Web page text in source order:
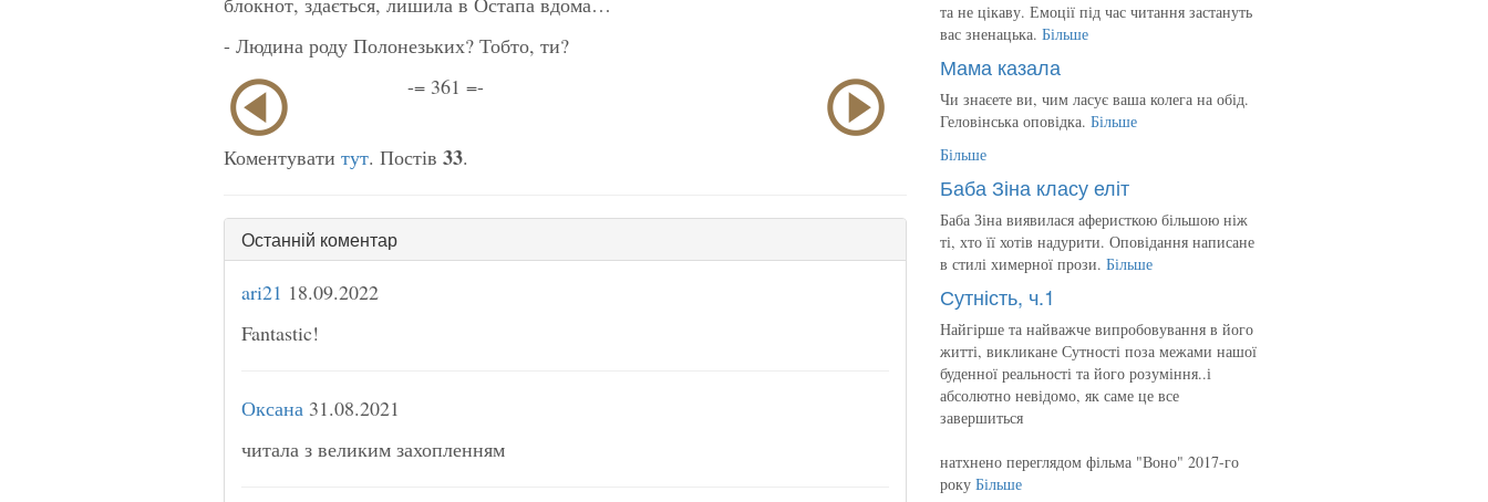
- Людина роду Полонезьких? Тобто, ти?
-= 361 =-
Коментувати тут. Постів 33.
Останній коментар
ari21 18.09.2022
Fantastic!
Оксана 31.08.2021
читала з великим захопленням
та не цікаву. Емоції під час читання застануть
вас зненацька. Більше
Мама казала
Чи знаєете ви, чим ласує ваша колега на обід.
Геловінська оповідка. Більше
Більше
Баба Зіна класу еліт
Баба Зіна виявилася аферисткою більшою ніж
ті, хто її хотів надурити. Оповідання написане
в стилі химерної прози. Більше
Сутність, ч.1
Найгірше та найважче випробовування в його
житті, викликане Сутності поза межами нашої
буденної реальності та його розуміння..і
абсолютно невідомо, як саме це все
завершиться
натхнено переглядом фільма "Воно" 2017-го
року Більше